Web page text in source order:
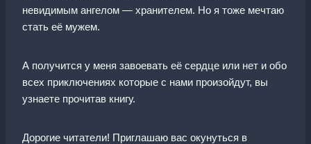
невидимым ангелом — хранителем. Но я тоже мечтаю
стать её мужем.
А получится у меня завоевать её сердце или нет и обо
всех приключениях которые с нами произойдут, вы
узнаете прочитав книгу.
Дорогие читатели! Приглашаю вас окунуться в